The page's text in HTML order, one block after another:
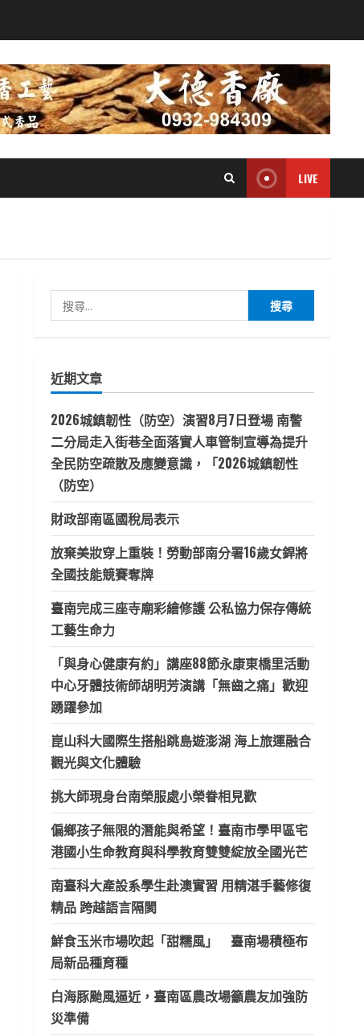
LIVE
尋
字:
近期文章
2026城鎮韌性（防空）演習8月7日登場 南警
二分局走入街巷全面落實人車管制宣導為提升
全民防空疏散及應變意識，「2026城鎮韌性
（防空）
財政部南區國稅局表示
放棄美妝穿上重裝！勞動部南分署16歲女銲將
全國技能競賽奪牌
臺南完成三座寺廟彩繪修護 公私協力保存傳統
工藝生命力
「與身心健康有約」講座88節永康東橋里活動
中心牙體技術師胡明芳演講「無齒之痛」歡迎
踴躍參加
崑山科大國際生搭船跳島遊澎湖 海上旅運融合
觀光與文化體驗
挑大師現身台南榮服處小榮眷相見歡
偏鄉孩子無限的潛能與希望！臺南市學甲區宅
港國小生命教育與科學教育雙雙綻放全國光芒
南臺科大產設系學生赴澳實習 用精湛手藝修復
精品 跨越語言隔閡
鮮食玉米市場吹起「甜糯風」 臺南場積極布
局新品種育種
白海豚颱風逼近，臺南區農改場籲農友加強防
災準備